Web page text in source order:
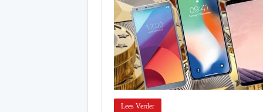
Lees Verder